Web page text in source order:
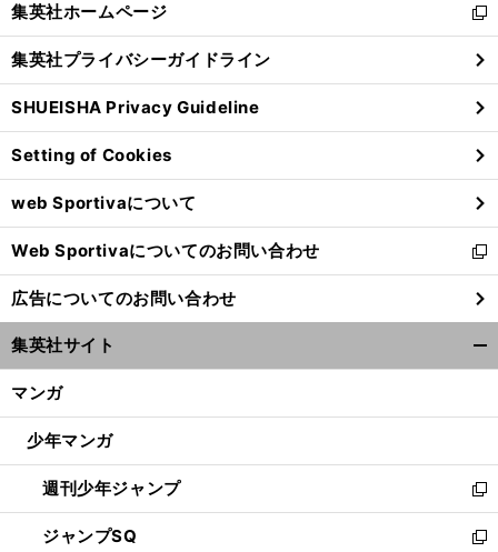
閉
る
集英社ホームページ
新
し
い
ウ
ィ
ン
ド
ウ
で
開
く
集英社プライバシーガイドライン
SHUEISHA Privacy Guideline
Setting of Cookies
web Sportivaについて
Web Sportivaについてのお問い合わせ
新
し
い
ウ
ィ
ン
ウ
開
く
広告についてのお問い合わせ
集英社サイト
マンガ
少年マンガ
週刊少年ジャンプ
新
し
い
ジャンプSQ
新